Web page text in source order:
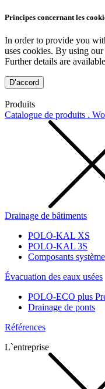
Principes concernant les
In order to provide you
uses cookies. By using
Further details are
D’accord
Produits
Catalogue de produits .
Drainage de bâtiments
POLO-KAL XS
POLO-KAL 3S
Composants système
Évacuation des eaux usées
POLO-ECO plus
Drainage de ponts
Références
L`entreprise